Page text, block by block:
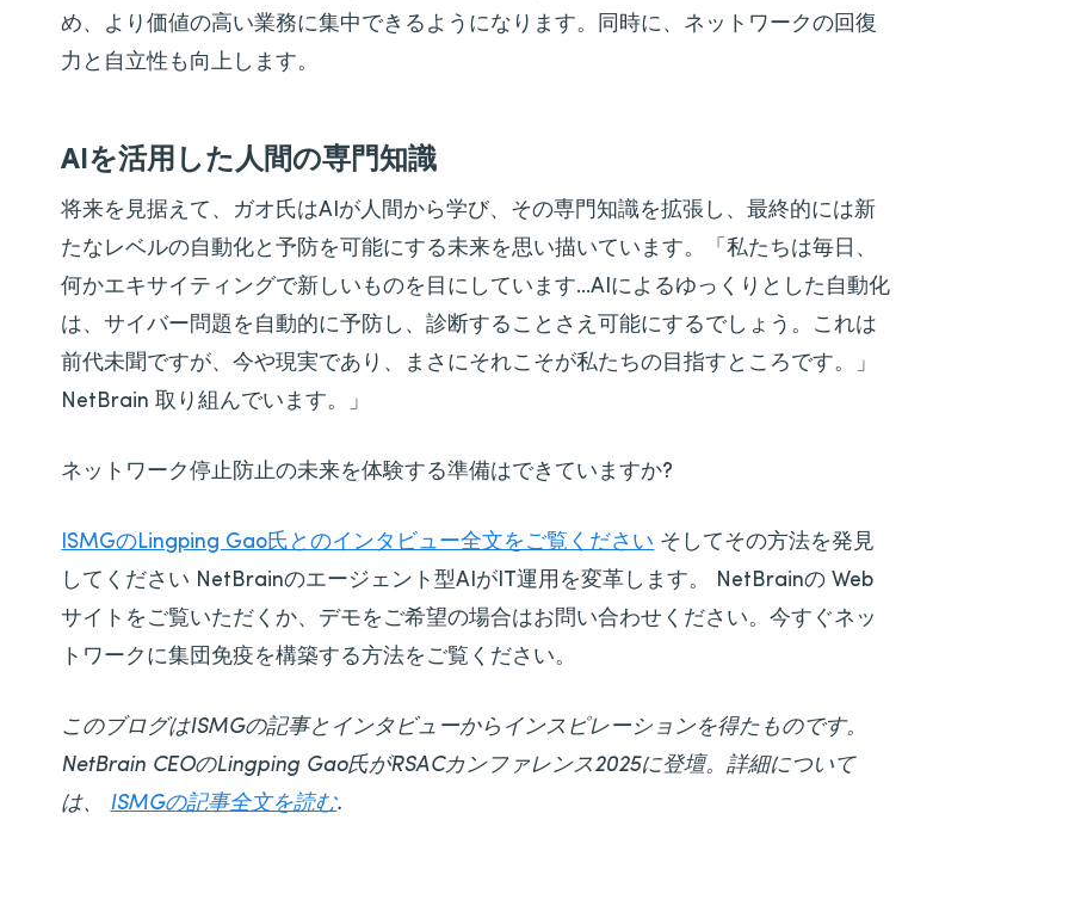
め、より価値の高い業務に集中できるようになります。同時に、ネットワークの回復
力と自立性も向上します。
AIを活用した人間の専門知識
将来を見据えて、ガオ氏はAIが人間から学び、その専門知識を拡張し、最終的には新
たなレベルの自動化と予防を可能にする未来を思い描いています。「私たちは毎日、
何かエキサイティングで新しいものを目にしています…AIによるゆっくりとした自動化
は、サイバー問題を自動的に予防し、診断することさえ可能にするでしょう。これは
前代未聞ですが、今や現実であり、まさにそれこそが私たちの目指すところです。」
NetBrain 取り組んでいます。」
ネットワーク停止防止の未来を体験する準備はできていますか?
ISMGのLingping Gao氏とのインタビュー全文をご覧ください そしてその方法を発見
してください NetBrainのエージェント型AIがIT運用を変革します。 NetBrainの Web
サイトをご覧いただくか、デモをご希望の場合はお問い合わせください。今すぐネッ
トワークに集団免疫を構築する方法をご覧ください。
このブログはISMGの記事とインタビューからインスピレーションを得たものです。
NetBrain CEOのLingping Gao氏がRSACカンファレンス2025に登壇。詳細について
は、 ISMGの記事全文を読む.